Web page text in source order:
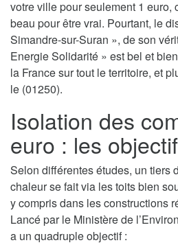
votre ville pour seulement 1 euro,
beau pour être vrai. Pourtant, le
Simandre-sur-Suran », de son
Energie Solidarité » est bel et
la France sur tout le territoire, et
le (01250).
Isolation des
euro : les
Selon différentes études, un tiers
chaleur se fait via les toits bien
y compris dans les constructions
Lancé par le Ministère de
a un quadruple objectif :